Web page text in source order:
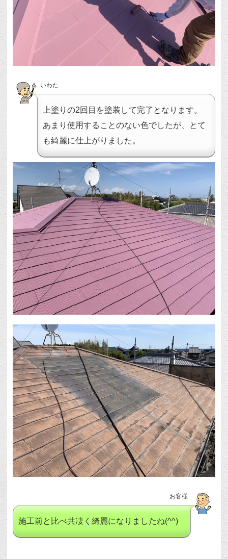
いわた
上塗りの2回目を塗装して完了となります。
あまり使用することのない色でしたが、とて
も綺麗に仕上がりました。
お客様
施工前と比べ共凄く綺麗になりましたね(^^)